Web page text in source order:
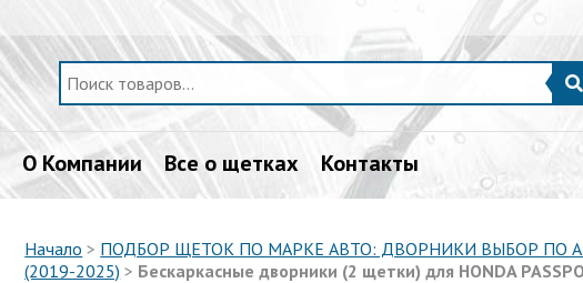
О Компании Все о щетках Контакты
Начало > ПОДБОР ЩЕТОК ПО МАРКЕ АВТО: ДВОРНИКИ ВЫБОР ПО
(2019-2025) > Бескаркаcные дворники (2 щетки) для HONDA